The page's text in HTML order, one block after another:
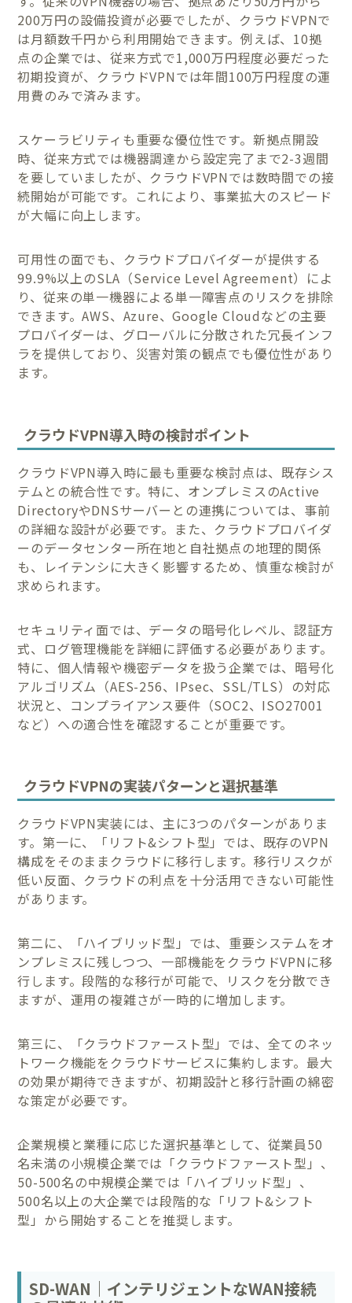
200万円の設備投資が必要でしたが、クラウドVPNで
は月額数千円から利用開始できます。例えば、10拠
点の企業では、従来方式で1,000万円程度必要だった
初期投資が、クラウドVPNでは年間100万円程度の運
用費のみで済みます。
スケーラビリティも重要な優位性です。新拠点開設
時、従来方式では機器調達から設定完了まで2-3週間
を要していましたが、クラウドVPNでは数時間での接
続開始が可能です。これにより、事業拡大のスピード
が大幅に向上します。
可用性の面でも、クラウドプロバイダーが提供する
99.9%以上のSLA（Service Level Agreement）によ
り、従来の単一機器による単一障害点のリスクを排除
できます。AWS、Azure、Google Cloudなどの主要
プロバイダーは、グローバルに分散された冗長インフ
ラを提供しており、災害対策の観点でも優位性があり
ます。
クラウドVPN導入時の検討ポイント
クラウドVPN導入時に最も重要な検討点は、既存シス
テムとの統合性です。特に、オンプレミスのActive
DirectoryやDNSサーバーとの連携については、事前
の詳細な設計が必要です。また、クラウドプロバイダ
ーのデータセンター所在地と自社拠点の地理的関係
も、レイテンシに大きく影響するため、慎重な検討が
求められます。
セキュリティ面では、データの暗号化レベル、認証方
式、ログ管理機能を詳細に評価する必要があります。
特に、個人情報や機密データを扱う企業では、暗号化
アルゴリズム（AES-256、IPsec、SSL/TLS）の対応
状況と、コンプライアンス要件（SOC2、ISO27001
など）への適合性を確認することが重要です。
クラウドVPNの実装パターンと選択基準
クラウドVPN実装には、主に3つのパターンがありま
す。第一に、「リフト&シフト型」では、既存のVPN
構成をそのままクラウドに移行します。移行リスクが
低い反面、クラウドの利点を十分活用できない可能性
があります。
第二に、「ハイブリッド型」では、重要システムをオ
ンプレミスに残しつつ、一部機能をクラウドVPNに移
行します。段階的な移行が可能で、リスクを分散でき
ますが、運用の複雑さが一時的に増加します。
第三に、「クラウドファースト型」では、全てのネッ
トワーク機能をクラウドサービスに集約します。最大
の効果が期待できますが、初期設計と移行計画の綿密
な策定が必要です。
企業規模と業種に応じた選択基準として、従業員50
名未満の小規模企業では「クラウドファースト型」、
50-500名の中規模企業では「ハイブリッド型」、
500名以上の大企業では段階的な「リフト&シフト
型」から開始することを推奨します。
SD-WAN｜インテリジェントなWAN接続